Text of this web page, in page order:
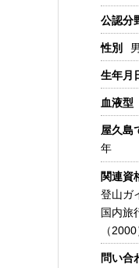
公認分
性別 男
生年月
血液型
屋久島
年
関連資
登山ガ
国内旅
（2000
問い合